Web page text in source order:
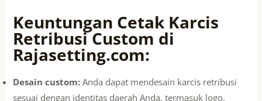
Keuntungan Cetak Karcis
Retribusi Custom di
Rajasetting.com:
Desain custom: Anda dapat mendesain karcis retribusi
sesuai dengan identitas daerah Anda, termasuk logo,